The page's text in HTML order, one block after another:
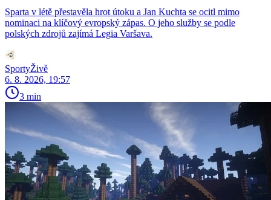
Sparta v létě přestavěla hrot útoku a Jan Kuchta se ocitl mimo
nominaci na klíčový evropský zápas. O jeho služby se podle
polských zdrojů zajímá Legia Varšava.
SportyŽivě
6. 8. 2026, 19:57
3 min